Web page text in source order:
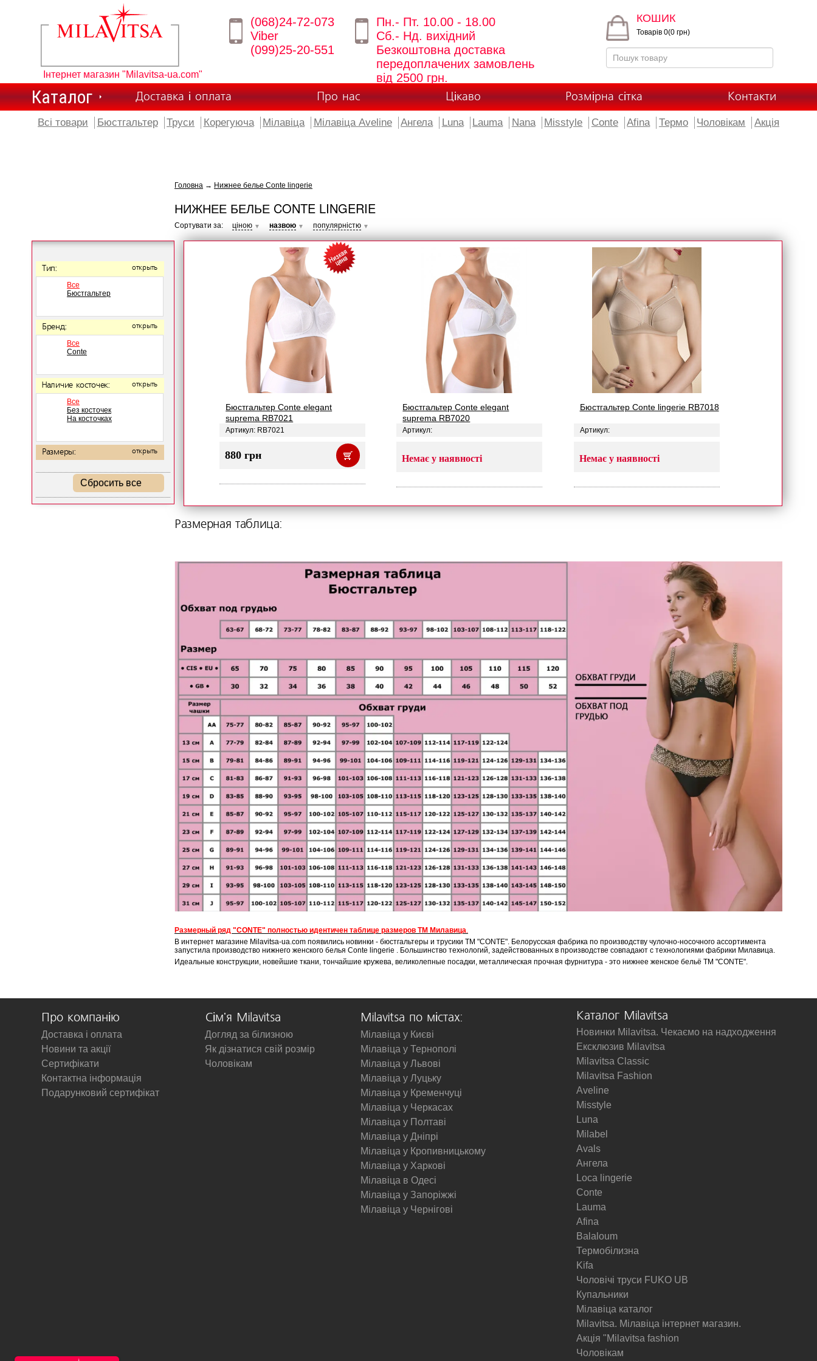
Інтернет магазин "Milavitsa-ua.com"
(068)24-72-073
Viber
(099)25-20-551
Пн.- Пт. 10.00 - 18.00
Сб.- Нд. вихідний
Безкоштовна доставка
передоплачених замовлень
від 2500 грн.
КОШИК
Товарів 0(0 грн)
Каталог Доставка і оплата Про нас Цікаво Розмірна сітка Контакти
Всі товари Бюстгальтер Труси Корегуюча Мілавіца Мілавіца Aveline Ангела Luna Lauma Nana Misstyle Conte Afina Термо Чоловікам Акція
Тип: открыть
Все
Бюстгальтер
Бренд: открыть
Все
Conte
Наличие косточек: открыть
Все
Без косточек
На косточках
Размеры: открыть
Сбросить все
Головна → Нижнее белье Conte lingerie
НИЖНЕЕ БЕЛЬЕ CONTE LINGERIE
Сортувати за: ціною ▼ назвою ▼ популярністю ▼
Бюстгальтер Conte elegant
suprema RB7021
Артикул: RB7021
880 грн
Бюстгальтер Conte elegant
suprema RB7020
Артикул:
Немає у наявності
Бюстгальтер Conte lingerie RB7018
Артикул:
Немає у наявності
Размерная таблица:
Размерный ряд "CONTE" полностью идентичен таблице размеров ТМ Милавица.
В интернет магазине Milavitsa-ua.com появились новинки - бюстгальтеры и трусики ТМ "CONTE". Белорусская фабрика по производству чулочно-носочного ассортимента
запустила производство нижнего женского белья Conte lingerie . Большинство технологий, задействованных в производстве совпадают с технологиями фабрики Милавица.
Идеальные конструкции, новейшие ткани, тончайшие кружева, великолепные посадки, металлическая прочная фурнитура - это нижнее женское бельё ТМ "CONTE".
Про компанію
Доставка і оплата
Новини та акції
Сертифікати
Контактна інформація
Подарунковий сертифікат
Сім'я Milavitsa
Догляд за білизною
Як дізнатися свій розмір
Чоловікам
Milavitsa по містах:
Мілавіца у Києві
Мілавіца у Тернополі
Мілавіца у Львові
Мілавіца у Луцьку
Мілавіца у Кременчуці
Мілавіца у Черкасах
Мілавіца у Полтаві
Мілавіца у Дніпрі
Мілавіца у Кропивницькому
Мілавіца у Харкові
Мілавіца в Одесі
Мілавіца у Запоріжжі
Мілавіца у Чернігові
Каталог Milavitsa
Новинки Milavitsa. Чекаємо на надходження
Ексклюзив Milavitsa
Milavitsa Classic
Milavitsa Fashion
Aveline
Misstyle
Luna
Milabel
Avals
Ангела
Loca lingerie
Conte
Lauma
Afina
Balaloum
Термобілизна
Kifa
Чоловічі труси FUKO UB
Купальники
Мілавіца каталог
Milavitsa. Мілавіца інтернет магазин.
Акція "Milavitsa fashion
Чоловікам